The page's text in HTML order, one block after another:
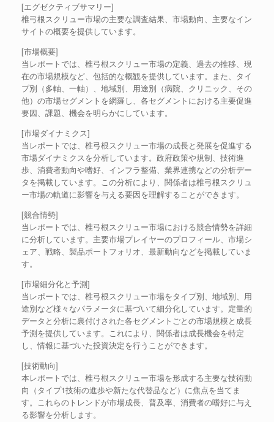
[エグゼクティブサマリー]
椎弓根スクリュー市場の主要な調査結果、市場動向、主要なイン
サイトの概要を提供しています。
[市場概要]
当レポートでは、椎弓根スクリュー市場の定義、過去の推移、現
在の市場規模など、包括的な概観を提供しています。また、タイ
プ別（多軸、一軸）、地域別、用途別（病院、クリニック、その
他）の市場セグメントを網羅し、各セグメントにおける主要促進
要因、課題、機会を明らかにしています。
[市場ダイナミクス]
当レポートでは、椎弓根スクリュー市場の成長と発展を促進する
市場ダイナミクスを分析しています。政府政策や規制、技術進
歩、消費者動向や嗜好、インフラ整備、業界連携などの分析デー
タを掲載しています。この分析により、関係者は椎弓根スクリュ
ー市場の軌道に影響を与える要因を理解することができます。
[競合情勢]
当レポートでは、椎弓根スクリュー市場における競合情勢を詳細
に分析しています。主要市場プレイヤーのプロフィール、市場シ
ェア、戦略、製品ポートフォリオ、最新動向などを掲載していま
す。
[市場細分化と予測]
当レポートでは、椎弓根スクリュー市場をタイプ別、地域別、用
途別など様々なパラメータに基づいて細分化しています。定量的
データと分析に裏付けされた各セグメントごとの市場規模と成長
予測を提供しています。これにより、関係者は成長機会を特定
し、情報に基づいた投資決定を行うことができます。
[技術動向]
本レポートでは、椎弓根スクリュー市場を形成する主要な技術動
向（タイプ1技術の進歩や新たな代替品など）に焦点を当てま
す。これらのトレンドが市場成長、普及率、消費者の嗜好に与え
る影響を分析します。